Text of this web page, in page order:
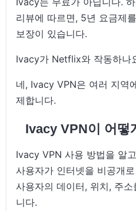
리뷰에 따르면, 5년 요금제
보장이 있습니다.
Ivacy가 Netflix와 작동하나
네, Ivacy VPN은 여러 지역
제합니다.
Ivacy VPN이 어떻
Ivacy VPN 사용 방법을 알
사용자가 인터넷을 비공개
사용자의 데이터, 위치, 주
니다.